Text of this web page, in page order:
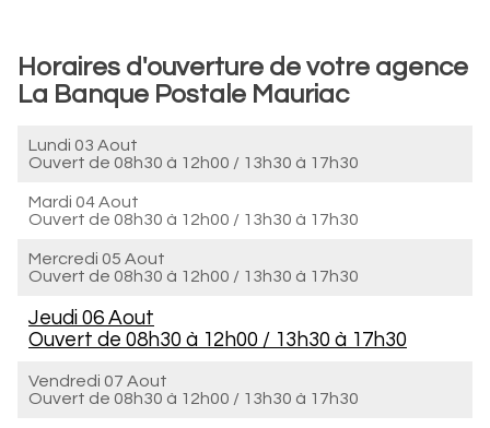
Horaires d'ouverture de votre agence
La Banque Postale Mauriac
Lundi 03 Aout
Ouvert de 08h30 à 12h00 / 13h30 à 17h30
Mardi 04 Aout
Ouvert de 08h30 à 12h00 / 13h30 à 17h30
Mercredi 05 Aout
Ouvert de 08h30 à 12h00 / 13h30 à 17h30
Jeudi 06 Aout
Ouvert de 08h30 à 12h00 / 13h30 à 17h30
Vendredi 07 Aout
Ouvert de 08h30 à 12h00 / 13h30 à 17h30